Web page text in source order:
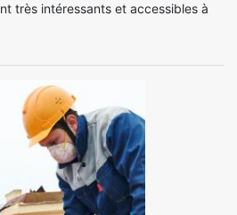
très intéressants et accessibles à